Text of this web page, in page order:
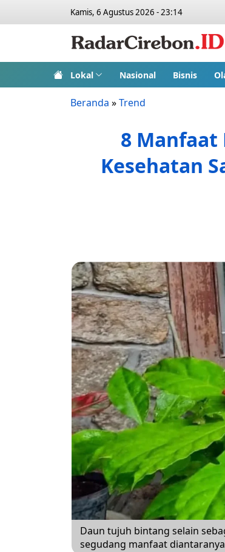
Kamis, 6 Agustus 2026 - 23:14
Lokal Nasional Bisnis
Beranda »Trend
8
Kesehatan
Daun tujuh bintang selain
segudang manfaat